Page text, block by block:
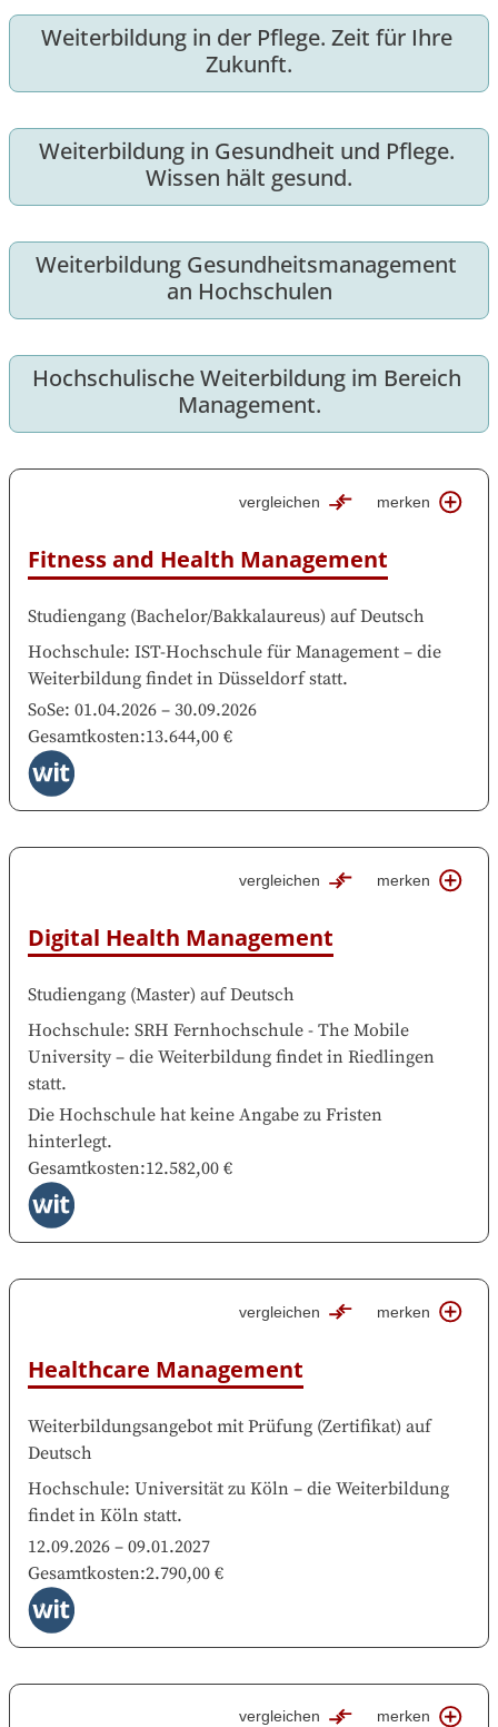
Weiterbildung in der Pflege. Zeit für Ihre
Zukunft.
Weiterbildung in Gesundheit und Pflege.
Wissen hält gesund.
Weiterbildung Gesundheitsmanagement
an Hochschulen
Hochschulische Weiterbildung im Bereich
Management.
Fitness and Health Management
vergleichen merken
Studiengang (Bachelor/Bakkalaureus) auf Deutsch
Hochschule: IST-Hochschule für Management – die
Weiterbildung findet in Düsseldorf statt.
SoSe: 01.04.2026 – 30.09.2026
Gesamtkosten:13.644,00 €
Digital Health Management
vergleichen merken
Studiengang (Master) auf Deutsch
Hochschule: SRH Fernhochschule - The Mobile
University – die Weiterbildung findet in Riedlingen
statt.
Die Hochschule hat keine Angabe zu Fristen
hinterlegt.
Gesamtkosten:12.582,00 €
Healthcare Management
vergleichen merken
Weiterbildungsangebot mit Prüfung (Zertifikat) auf
Deutsch
Hochschule: Universität zu Köln – die Weiterbildung
findet in Köln statt.
12.09.2026 – 09.01.2027
Gesamtkosten:2.790,00 €
vergleichen merken